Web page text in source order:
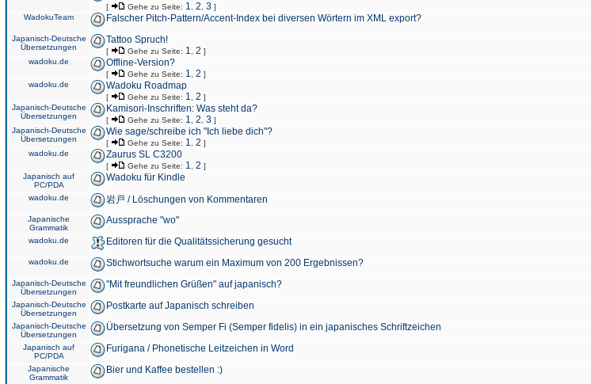
[ Gehe zu Seite: 1 2 3 ]
WadokuTeam Falscher Pitch-Pattern/Accent-Index bei diversen Wörtern im XML export?
Japanisch-Deutsche
Übersetzungen
Tattoo Spruch!
[ Gehe zu Seite: 1 2 ]
wadoku.de Offline-Version?
[ Gehe zu Seite: 1 2 ]
wadoku.de Wadoku Roadmap
[ Gehe zu Seite: 1 2 ]
Japanisch-Deutsche
Übersetzungen
Kamisori-Inschriften: Was steht da?
[ Gehe zu Seite: 1 2 3 ]
Japanisch-Deutsche
Übersetzungen
Wie sage/schreibe ich "Ich liebe dich"?
[ Gehe zu Seite: 1 2 ]
wadoku.de Zaurus SL C3200
[ Gehe zu Seite: 1 2 ]
Japanisch auf
PC/PDA
Wadoku für Kindle
wadoku.de 岩戸 / Löschungen von Kommentaren
Japanische
Grammatik
Aussprache "wo"
wadoku.de Editoren für die Qualitätssicherung gesucht
wadoku.de Stichwortsuche warum ein Maximum von 200 Ergebnissen?
Japanisch-Deutsche
Übersetzungen
"Mit freundlichen Grüßen" auf japanisch?
Japanisch-Deutsche
Übersetzungen
Postkarte auf Japanisch schreiben
Japanisch-Deutsche
Übersetzungen
Übersetzung von Semper Fi (Semper fidelis) in ein japanisches Schriftzeichen
Japanisch auf
PC/PDA
Furigana / Phonetische Leitzeichen in Word
Japanische
Grammatik
Bier und Kaffee bestellen :)